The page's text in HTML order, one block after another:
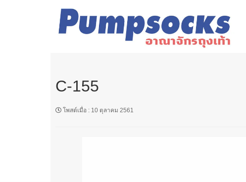
C-155
โพสต์เมื่อ : 10 ตุลาคม 2561